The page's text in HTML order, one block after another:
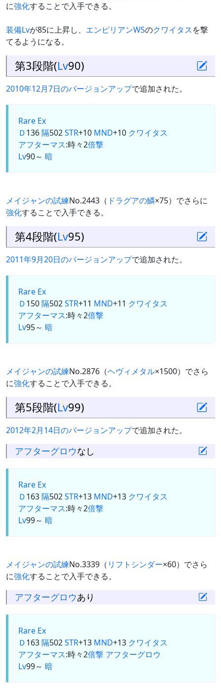
に強化することで入手できる。
装備Lvが85に上昇し、 エンピリアンWSのクワイタスを撃
てるようになる。
第3段階(Lv90)
2010年12月7日のバージョンアップで追加された。
Rare Ex
Ｄ136隔502STR+10 MND+10 クワイタス
アフターマス:時々2倍撃
Lv90～ 暗
メイジャンの試練No.2443（ ドラグアの鱗×75）でさらに
強化することで入手できる。
第4段階(Lv95)
2011年9月20日のバージョンアップで追加された。
Rare Ex
Ｄ150隔502STR+11 MND+11 クワイタス
アフターマス:時々2倍撃
Lv95～ 暗
メイジャンの試練No.2876（ヘヴィメタル×1500）でさら
に強化することで入手できる。
第5段階(Lv99)
2012年2月14日のバージョンアップで追加された。
アフターグロウなし
Rare Ex
Ｄ163隔502STR+13 MND+13 クワイタス
アフターマス:時々2倍撃
Lv99～ 暗
メイジャンの試練No.3339（ リフトシンダー×60）でさら
に強化することで入手できる。
アフターグロウあり
Rare Ex
Ｄ163隔502STR+13 MND+13 クワイタス
アフターマス:時々2倍撃 アフターグロウ
Lv99～ 暗